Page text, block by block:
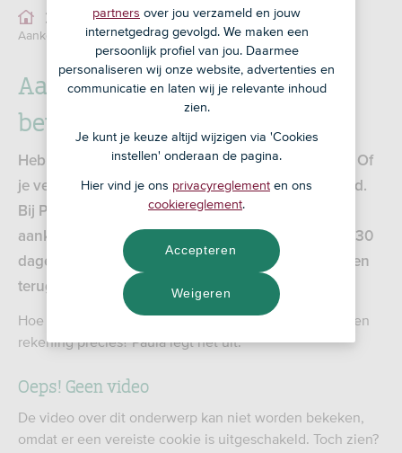
Betalen Plus Betalen betaalrekening
Aankoopverzekering bij je betaalrekening
Aankoopverzekering bij je
betaalrekening
Heb je net iets moois gekocht, wordt het gestolen. Of
je verliest het ergens. Of het gaat kapot. Geen nood.
Bij Plus Betalen zit standaard een
aankoopverzekering. Hiermee zijn veel aankopen 30
dagen verzekerd en krijg je (een deel van) de kosten
terug.
Hoe werkt de aankoopverzekering bij onze Plus Betalen
rekening precies? Paula legt het uit.
Oeps! Geen video
De video over dit onderwerp kan niet worden bekeken,
omdat er een vereiste cookie is uitgeschakeld. Toch zien?
partners over jou verzameld en jouw
internetgedrag gevolgd. We maken een
persoonlijk profiel van jou. Daarmee
personaliseren wij onze website, advertenties en
communicatie en laten wij je relevante inhoud
zien.
Je kunt je keuze altijd wijzigen via 'Cookies
instellen' onderaan de pagina.
Hier vind je ons privacyreglement en ons
cookiereglement.
Weigeren
Accepteren